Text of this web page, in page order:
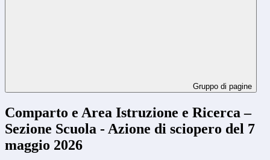
Gruppo di pagine
Comparto e Area Istruzione e Ricerca –
Sezione Scuola - Azione di sciopero del 7
maggio 2026